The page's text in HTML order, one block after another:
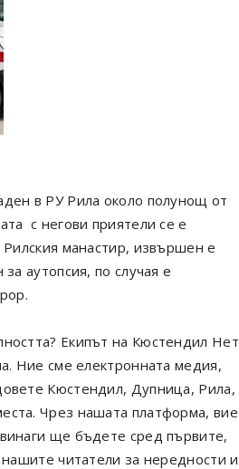
в РУ Рила около полунощ от
с негови приятели се е
Рилския манастир, извършен е
аутопсия, по случая е
Екипът на Кюстендил Нет
Ние сме електронната медия,
Кюстендил, Дупница, Рила,
Чрез нашата платформа, вие
ще бъдете сред първите,
читатели за нередности и